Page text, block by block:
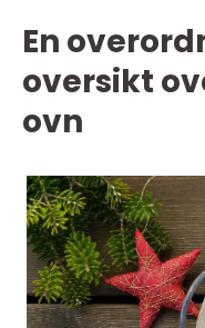
En
oversikt
ovn